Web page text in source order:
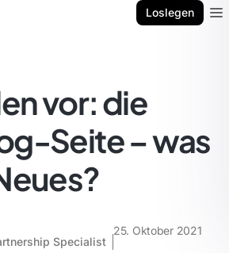
Loslegen
vor: die
Seite – was
Specialist
25. Oktober 2021